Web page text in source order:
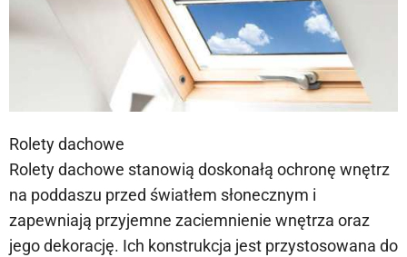
Rolety dachowe
Rolety dachowe stanowią doskonałą ochronę wnętrz
na poddaszu przed światłem słonecznym i
zapewniają przyjemne zaciemnienie wnętrza oraz
jego dekorację. Ich konstrukcja jest przystosowana do